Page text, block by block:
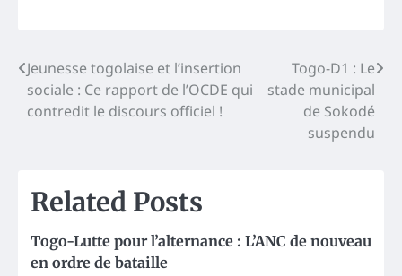
Post
navigation
Jeunesse togolaise et l’insertion
sociale : Ce rapport de l’OCDE qui
contredit le discours officiel !
Togo-D1 : Le
stade municipal
de Sokodé
suspendu
Related Posts
Togo-Lutte pour l’alternance : L’ANC de nouveau
en ordre de bataille